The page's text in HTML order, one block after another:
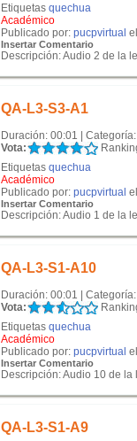
Etiquetas quechua
Académico
Publicado por: pucpvirtual
Insertar Comentario
Descripción: Audio 2 de la
QA-L3-S3-A1
Duración: 00:01 | Categoría:
Vota:
Etiquetas quechua
Académico
Publicado por: pucpvirtual
Insertar Comentario
Descripción: Audio 1 de la
QA-L3-S1-A10
Duración: 00:01 | Categoría:
Vota:
Etiquetas quechua
Académico
Publicado por: pucpvirtual
Insertar Comentario
Descripción: Audio 10 de la
QA-L3-S1-A9